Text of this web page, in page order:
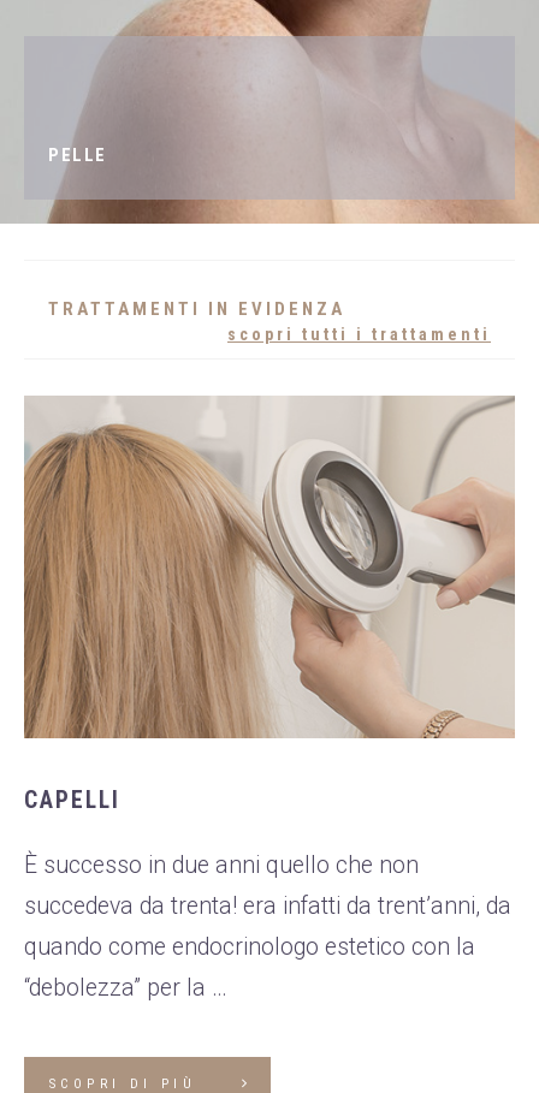
PELLE
TRATTAMENTI IN EVIDENZA
scopri tutti i trattamenti
CAPELLI
È successo in due anni quello che non
succedeva da trenta! era infatti da trent’anni, da
quando come endocrinologo estetico con la
“debolezza” per la …
SCOPRI DI PIÙ